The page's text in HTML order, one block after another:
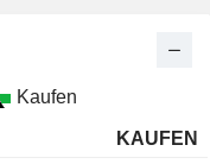
Kaufen
KAUFEN